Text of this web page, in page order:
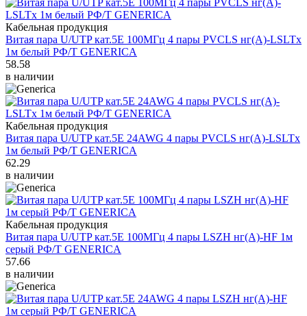
Кабельная продукция
Витая пара U/UTP кат.5E 100МГц 4 пары PVCLS нг(А)-LSLTx
1м белый РФ/Т GENERICA
58.58
в наличии
Кабельная продукция
Витая пара U/UTP кат.5E 24AWG 4 пары PVCLS нг(А)-LSLTx
1м белый РФ/Т GENERICA
62.29
в наличии
Кабельная продукция
Витая пара U/UTP кат.5E 100МГц 4 пары LSZH нг(А)-HF 1м
серый РФ/Т GENERICA
57.66
в наличии